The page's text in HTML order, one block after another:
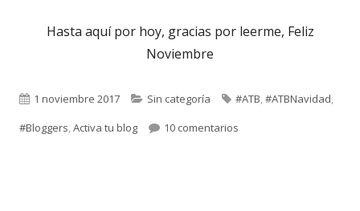
ventana
Hasta aquí por hoy, gracias por leerme, Feliz
Noviembre
Publicado
el
1 noviembre 2017 Categorías
Sin categoría Etiquetas
#ATB,#ATBNavidad,
#Bloggers,Activa tu blog 10 comentarios